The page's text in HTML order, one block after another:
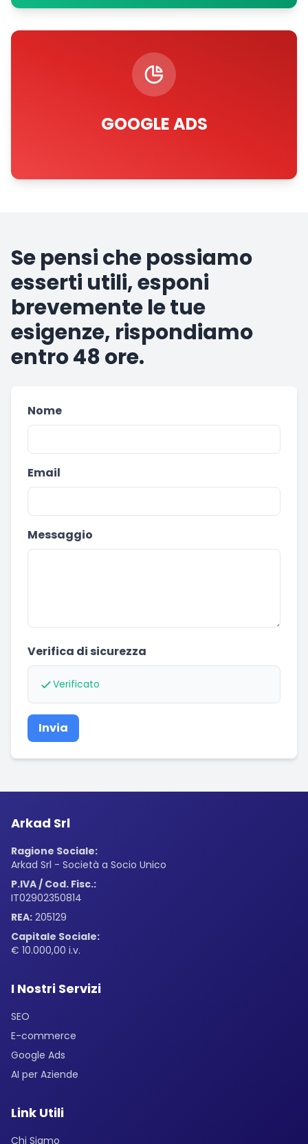
GOOGLE ADS
Se pensi che possiamo
esserti utili, esponi
brevemente le tue
esigenze, rispondiamo
entro 48 ore.
Nome
Email
Messaggio
Verifica di sicurezza
Verificato
Invia
Arkad Srl
Ragione Sociale:
Arkad Srl - Società a Socio Unico
P.IVA / Cod. Fisc.:
IT02902350814
REA: 205129
Capitale Sociale:
€ 10.000,00 i.v.
I Nostri Servizi
SEO
E-commerce
Google Ads
AI per Aziende
Link Utili
Chi Siamo